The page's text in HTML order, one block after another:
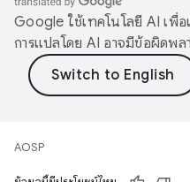
Google ใช้เทคโนโลยี AI เพื่
การแปลโดย AI อาจมีข้อผิดพล
AOSP